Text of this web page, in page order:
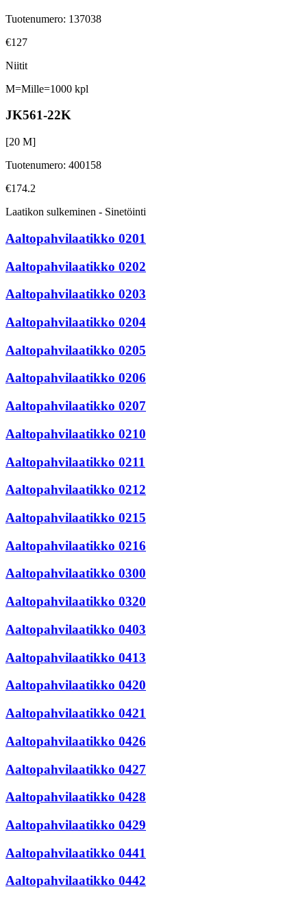
Tuotenumero: 137038
€127
Niitit
M=Mille=1000 kpl
JK561-22K
[20 M]
Tuotenumero: 400158
€174.2
Laatikon sulkeminen - Sinetöinti
Aaltopahvilaatikko 0201
Aaltopahvilaatikko 0202
Aaltopahvilaatikko 0203
Aaltopahvilaatikko 0204
Aaltopahvilaatikko 0205
Aaltopahvilaatikko 0206
Aaltopahvilaatikko 0207
Aaltopahvilaatikko 0210
Aaltopahvilaatikko 0211
Aaltopahvilaatikko 0212
Aaltopahvilaatikko 0215
Aaltopahvilaatikko 0216
Aaltopahvilaatikko 0300
Aaltopahvilaatikko 0320
Aaltopahvilaatikko 0403
Aaltopahvilaatikko 0413
Aaltopahvilaatikko 0420
Aaltopahvilaatikko 0421
Aaltopahvilaatikko 0426
Aaltopahvilaatikko 0427
Aaltopahvilaatikko 0428
Aaltopahvilaatikko 0429
Aaltopahvilaatikko 0441
Aaltopahvilaatikko 0442